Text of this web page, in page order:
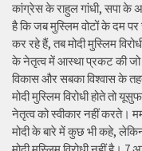
कांग्रेस के राहुल गांधी, सपा के
है कि जब मुस्लिम वोटों के दम पर
कर रहे हैं, तब मोदी मुस्लिम
के नेतृत्व में आस्था प्रकट की जो
विकास और सबका विश्वास के
मोदी मुस्लिम विरोधी होते तो
नेतृत्व को स्वीकार नहीं करते।
मोदी के बारे में कुछ भी कहे,